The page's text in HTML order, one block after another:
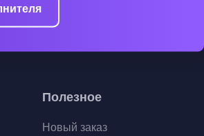
Полезное
Новый заказ